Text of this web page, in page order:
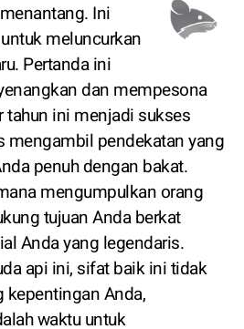
Ini
meluncurkan
Pertanda ini
dan mempesona
tahun ini menjadi sukses
mengambil pendekatan yang
penuh dengan bakat.
mengumpulkan orang
tujuan Anda berkat
Anda yang legendaris.
api ini, sifat baik ini tidak
kepentingan Anda,
waktu untuk